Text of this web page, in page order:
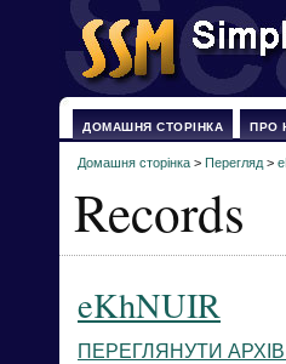
ДОМАШНЯ СТОРІНКА ПРО
Домашня сторінка > Перегляд >
Records
eKhNUIR
ПЕРЕГЛЯНУТИ